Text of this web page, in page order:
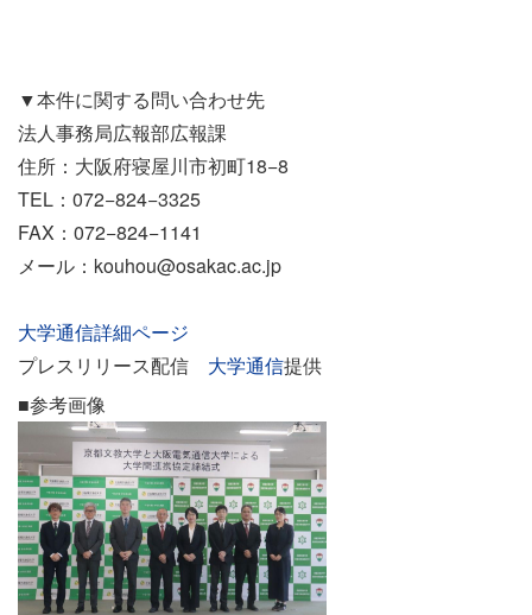
▼本件に関する問い合わせ先
法人事務局広報部広報課
住所：大阪府寝屋川市初町18−8
TEL：072−824−3325
FAX：072−824−1141
メール：kouhou@osakac.ac.jp
大学通信詳細ページ
プレスリリース配信 大学通信提供
■参考画像